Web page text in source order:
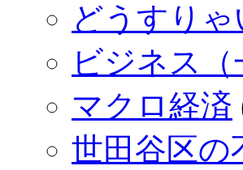
どうすり
ビジネス（
マクロ経済
世田谷区の